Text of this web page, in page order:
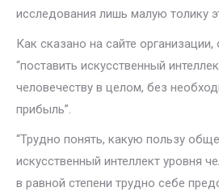
исследования лишь малую толику
Как сказано на сайте организации,
“поставить искусственный
человечеству в целом, без
прибыль”.
“Трудно понять, какую пользу
искусственный интеллект уровня
в равной степени трудно себе